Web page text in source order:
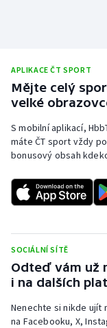
APLIKACE ČT SPORT
Mějte celý
velké
S mobilní aplikací,
máte ČT sport vždy
bonusový obsah
SOCIÁLNÍ SÍTĚ
Odteď vám už
i na dalších
Nenechte si nikde ujít
na Facebooku, X,